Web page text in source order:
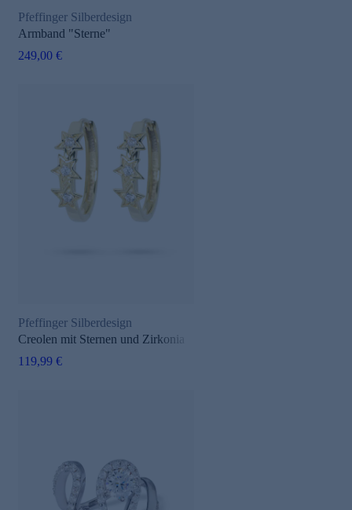
Pfeffinger Silberdesign
Armband "Sterne"
249,00 €
Pfeffinger Silberdesign
Creolen mit Sternen und Zirkonia
119,99 €